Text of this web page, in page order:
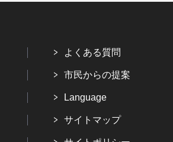
よくある質問
市民からの提案
Language
サイトマップ